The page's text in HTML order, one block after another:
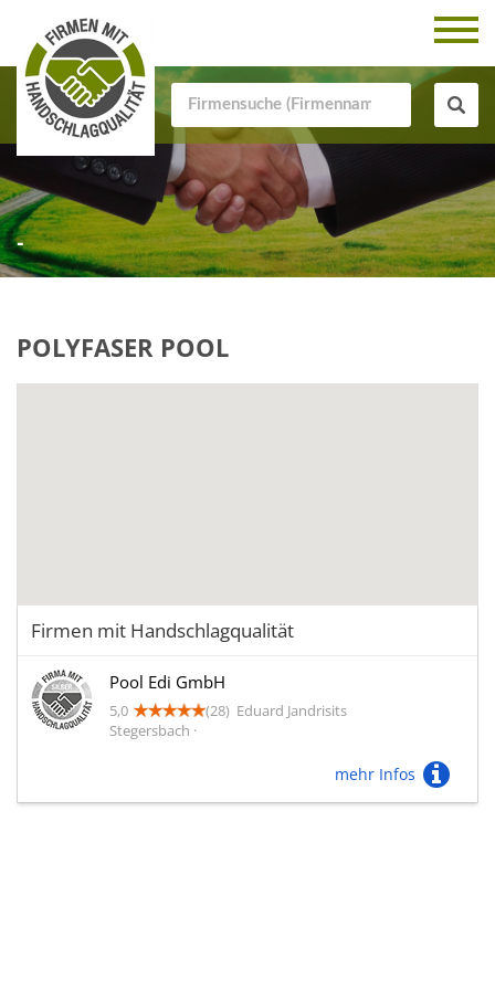
-
POLYFASER POOL
Firmen mit Handschlagqualität
Pool Edi GmbH
5,0 (28) Eduard Jandrisits
Stegersbach ·
mehr Infos